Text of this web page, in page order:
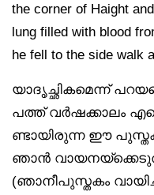
the corner of Haight
lung filled with blood
he fell to the side walk
യാദൃച്ഛികമെന്ന്
പത്ത് വർഷക്കാലം
ണ്ടായിരുന്ന ഈ
ഞാൻ
(ഞാനീപുസ്തകം